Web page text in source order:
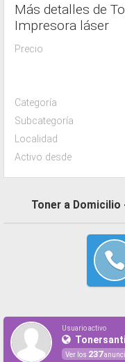
Más detalles de
Impresora láser
Precio
Categoría
Subcategoría
Localidad
Activo desde
Toner a
Usuario activo
Ver los 237